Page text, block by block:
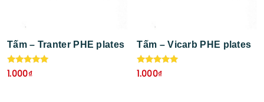
Tấm – Tranter PHE plates
Được xếp
hạng
1.000₫
Tấm – Vicarb PHE plates
Được xếp
hạng
1.000₫